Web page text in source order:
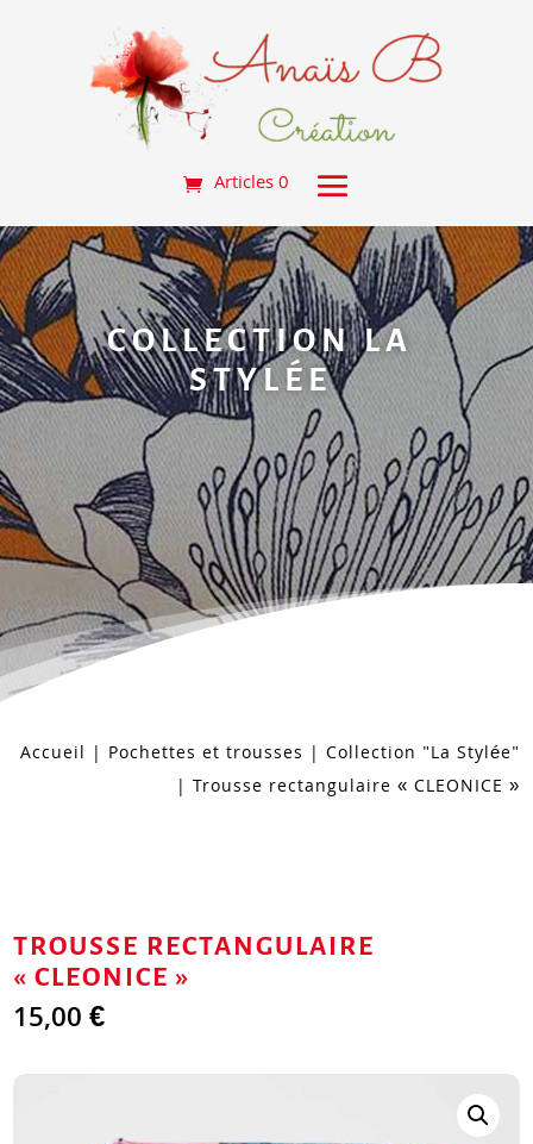
Articles 0
COLLECTION LA
STYLÉE
Accueil | Pochettes et trousses | Collection "La Stylée"
| Trousse rectangulaire « CLEONICE »
TROUSSE RECTANGULAIRE
« CLEONICE »
15,00€